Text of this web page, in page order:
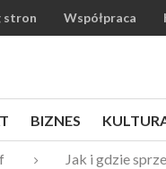
stron Współpraca
BIZNES
Jak i gdzie